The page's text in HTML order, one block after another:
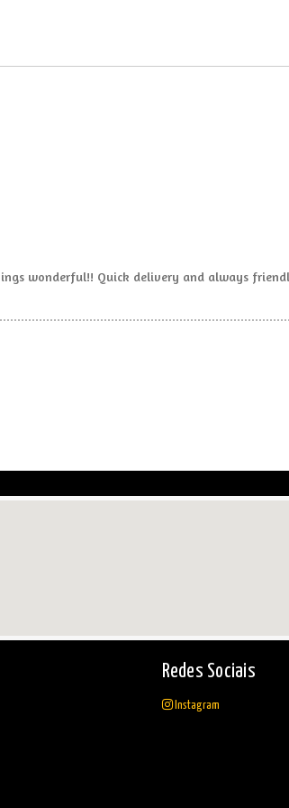
wonderful!! Quick delivery and always
Redes Sociais
Instagram